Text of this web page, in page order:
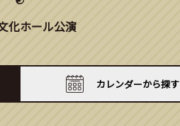
化ホール公演
カレンダーから探す